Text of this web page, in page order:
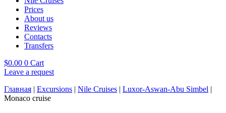
Prices
About us
Reviews
Contacts
Transfers
$0.00 0 Cart
Leave a request
Главная | Excursions | Nile Cruises | Luxor-Aswan-Abu Simbel |
Monaco cruise